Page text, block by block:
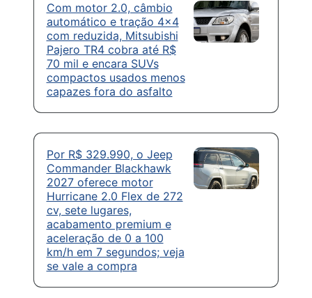
Com motor 2.0, câmbio
automático e tração 4×4
com reduzida, Mitsubishi
Pajero TR4 cobra até R$
70 mil e encara SUVs
compactos usados menos
capazes fora do asfalto
Por R$ 329.990, o Jeep
Commander Blackhawk
2027 oferece motor
Hurricane 2.0 Flex de 272
cv, sete lugares,
acabamento premium e
aceleração de 0 a 100
km/h em 7 segundos; veja
se vale a compra